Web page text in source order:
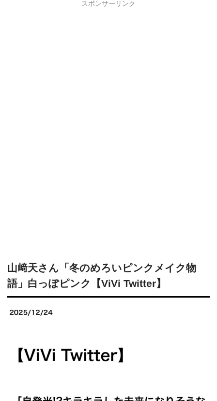
スポンサーリンク
山﨑天さん「冬のめろいピンクメイク物
語」白っぽピンク【ViVi Twitter】